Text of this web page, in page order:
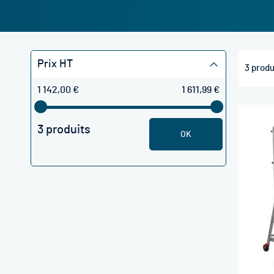
3
Prix HT
1 142,00 € 1 611,99 €
3 produits OK